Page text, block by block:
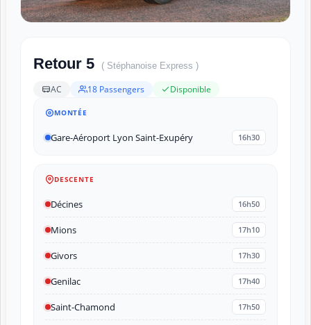
Retour 5 ( Stéphanoise Express )
AC 18 Passengers Disponible
MONTÉE
Gare-Aéroport Lyon Saint-Exupéry 16h30
DESCENTE
Décines 16h50
Mions 17h10
Givors 17h30
Genilac 17h40
Saint-Chamond 17h50